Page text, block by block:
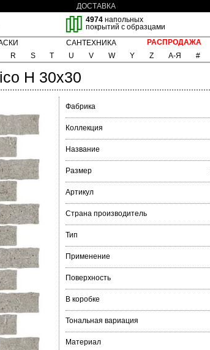
ДОСТАВКА
4974напольных
покрытий с образцами
САНТЕХНИКА
РАСПРОДАЖА
R S T U V W Y Z А-Я #
H 30x30
Фабрика
Коллекция
Название
Размер
Артикул
Страна производитель
Тип
Применение
Поверхность
В коробке
Тональная вариация
Материал